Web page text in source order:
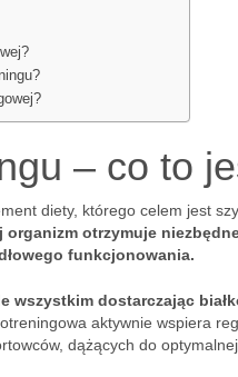
– co to
diety, którego celem jest
organizm otrzymuje
funkcjonowania.
wszystkim dostarczając
aktywnie wspiera
dążących do